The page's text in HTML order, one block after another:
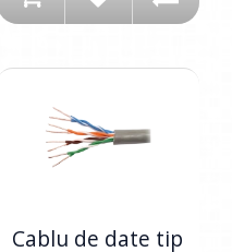
Cablu de date tip